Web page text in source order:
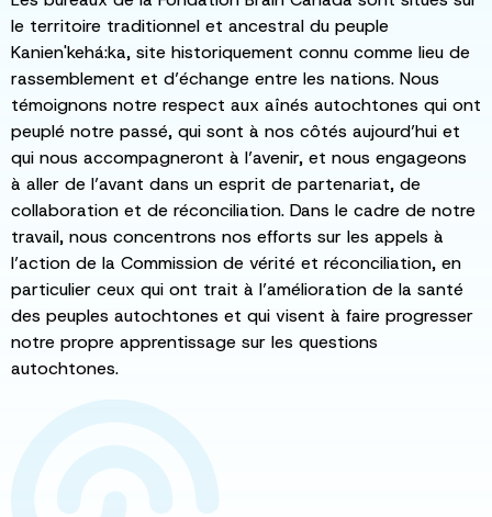
le territoire traditionnel et ancestral du peuple
Kanien'kehá:ka, site historiquement connu comme lieu de
rassemblement et d’échange entre les nations. Nous
témoignons notre respect aux aînés autochtones qui ont
peuplé notre passé, qui sont à nos côtés aujourd’hui et
qui nous accompagneront à l’avenir, et nous engageons
à aller de l’avant dans un esprit de partenariat, de
collaboration et de réconciliation. Dans le cadre de notre
travail, nous concentrons nos efforts sur les appels à
l’action de la Commission de vérité et réconciliation, en
particulier ceux qui ont trait à l’amélioration de la santé
des peuples autochtones et qui visent à faire progresser
notre propre apprentissage sur les questions
autochtones.